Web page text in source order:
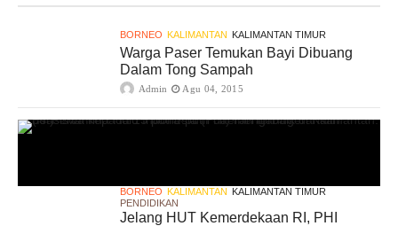
BORNEO KALIMANTAN KALIMANTAN TIMUR
Warga Paser Temukan Bayi Dibuang
Dalam Tong Sampah
Admin Agu 04, 2015
BORNEO KALIMANTAN KALIMANTAN TIMUR
PENDIDIKAN
Jelang HUT Kemerdekaan RI, PHI